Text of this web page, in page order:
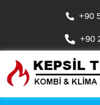
+90
+90